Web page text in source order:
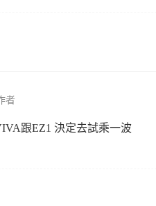
者
跟EZ1 決定去試乘一波